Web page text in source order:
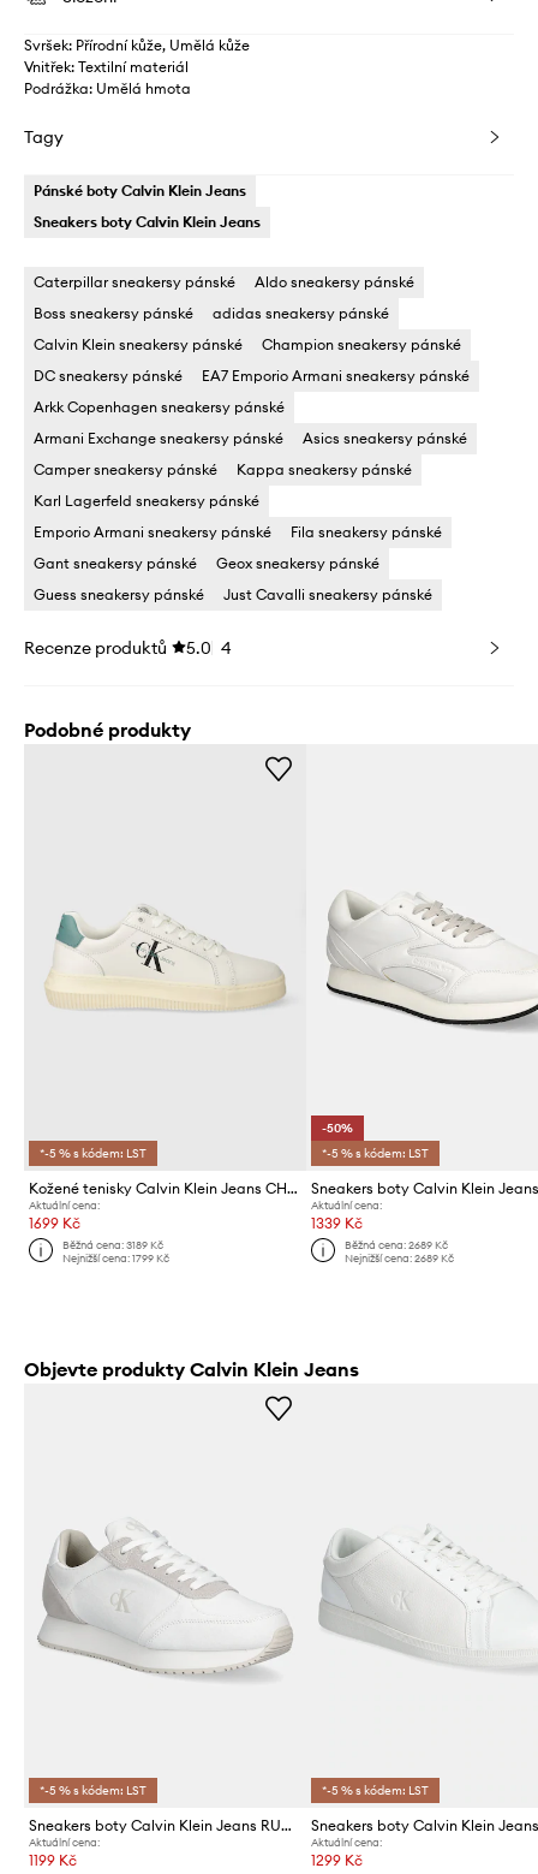
Svršek: Přírodní kůže, Umělá kůže
Vnitřek: Textilní materiál
Podrážka: Umělá hmota
Tagy
Pánské boty Calvin Klein Jeans
Sneakers boty Calvin Klein Jeans
Caterpillar sneakersy pánské
Aldo sneakersy pánské
Boss sneakersy pánské
adidas sneakersy pánské
Calvin Klein sneakersy pánské
Champion sneakersy pánské
DC sneakersy pánské
EA7 Emporio Armani sneakersy pánské
Arkk Copenhagen sneakersy pánské
Armani Exchange sneakersy pánské
Asics sneakersy pánské
Camper sneakersy pánské
Kappa sneakersy pánské
Karl Lagerfeld sneakersy pánské
Emporio Armani sneakersy pánské
Fila sneakersy pánské
Gant sneakersy pánské
Geox sneakersy pánské
Guess sneakersy pánské
Just Cavalli sneakersy pánské
Recenze produktů 5.0 4
Podobné produkty
*-5 % s kódem: LST
Kožené tenisky Calvin Klein Jeans CHUNKY CUPSOLE MONOLOGO
Aktuální cena:
1699 Kč
Běžná cena:3189 Kč
Nejnižší cena:1799 Kč
-50%
*-5 % s kódem: LST
Aktuální cena:
1339 Kč
Běžná cena: 2689 Kč
Nejnižší cena: 2689 Kč
Objevte produkty Calvin Klein Jeans
*-5 % s kódem: LST
Sneakers boty Calvin Klein Jeans RUNNER SOCK LACEUP MG CANVAS
Aktuální cena:
1199 Kč
*-5 % s kódem: LST
Aktuální cena:
1299 Kč